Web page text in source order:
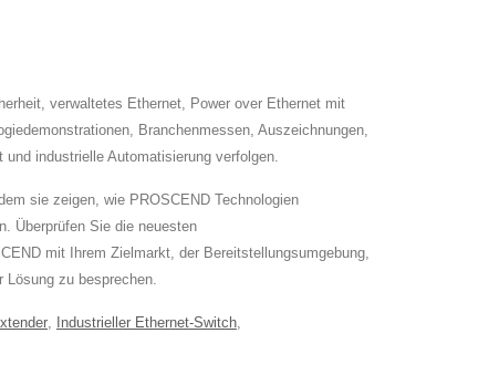
verwaltetes Ethernet, Power over Ethernet mit
Branchenmessen, Auszeichnungen,
industrielle Automatisierung verfolgen.
sie zeigen, wie PROSCEND Technologien
Überprüfen Sie die neuesten
mit Ihrem Zielmarkt, der Bereitstellungsumgebung,
Lösung zu besprechen.
, Industrieller Ethernet-Switch,